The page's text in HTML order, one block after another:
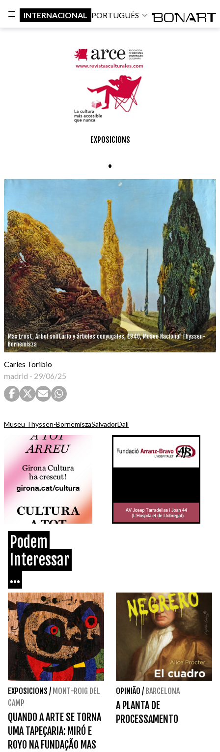
INTERNACIONAL PORTUGUÊS
EXPOSICIONS
.
Max Ernst, Árbol solitario y árboles conyugales, 1940, Museo Nacional Thyssen-
Bornemisza
Carles Toribio
madrid - 29/06/25
Museu Thyssen-BornemiszaSalvadorDalí
Podem
Interessar
...
EXPOSICIONS / MONT-ROIG DEL
CAMP
QUANDO A ARTE SE TORNA
UMA TAPEÇARIA: MIRÓ E
ROYO NA FUNDAÇÃO MAS
OPINIÃO / BARCELONA
A PLANTA DE
PROCESSAMENTO